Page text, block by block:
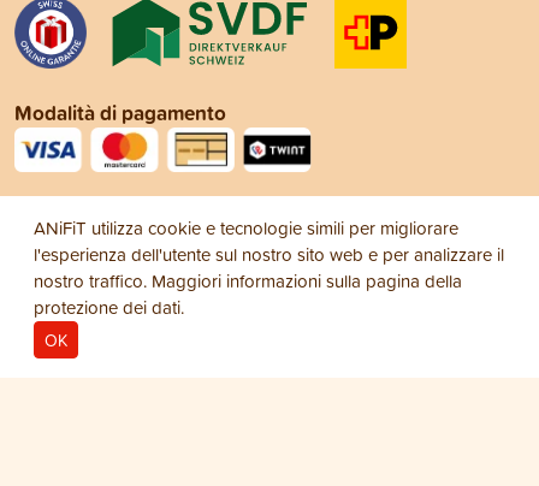
Modalità di pagamento
ANiFiT utilizza cookie e tecnologie simili per migliorare
l'esperienza dell'utente sul nostro sito web e per analizzare il
nostro traffico. Maggiori informazioni sulla pagina della
protezione dei dati.
OK